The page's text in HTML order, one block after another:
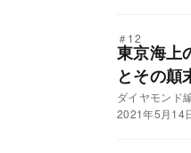
＃12
東京海上
とその顛
ダイヤモンド
2021年5月14